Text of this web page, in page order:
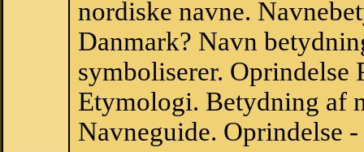
nordiske navne.
Danmark? Navn
symboliserer. Oprindelse
Etymologi. Betydning af
Navneguide. Oprindelse